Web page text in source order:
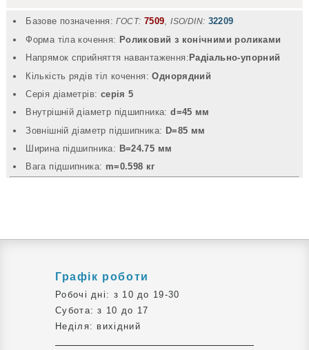
Базове позначення: ГОСТ: 7509,ISO/DIN: 32209
Форма тіла кочення: Роликовий з конічними роликами
Напрямок сприйняття навантаження: Радіально-упорний
Кількість рядів тіл кочення:Однорядний
Серія діаметрів: серія 5
Внутрішній діаметр підшипника:d=45 мм
Зовнішній діаметр підшипника: D=85 мм
Ширина підшипника: B=24.75 мм
Вага підшипника: m=0.598 кг
Графік роботи
Робочі дні: з 10 до 19-30
Субота: з 10 до 17
Неділя: вихідний